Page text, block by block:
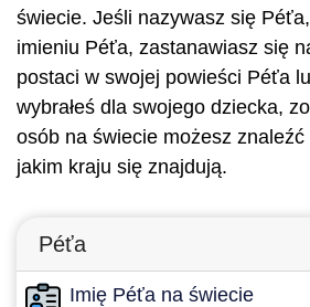
świecie. Jeśli nazywasz się
imieniu Péťa, zastanawiasz się
postaci w swojej powieści Péťa
wybrałeś dla swojego dziecka,
osób na świecie możesz
jakim kraju się znajdują.
Péťa
Imię Péťa na świecie